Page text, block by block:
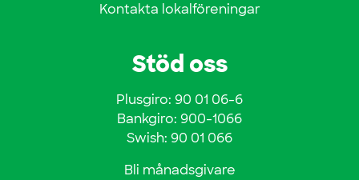
Kontakta lokalföreningar
Stöd oss
Plusgiro: 90 01 06-6
Bankgiro: 900-1066
Swish: 90 01 066
Bli månadsgivare